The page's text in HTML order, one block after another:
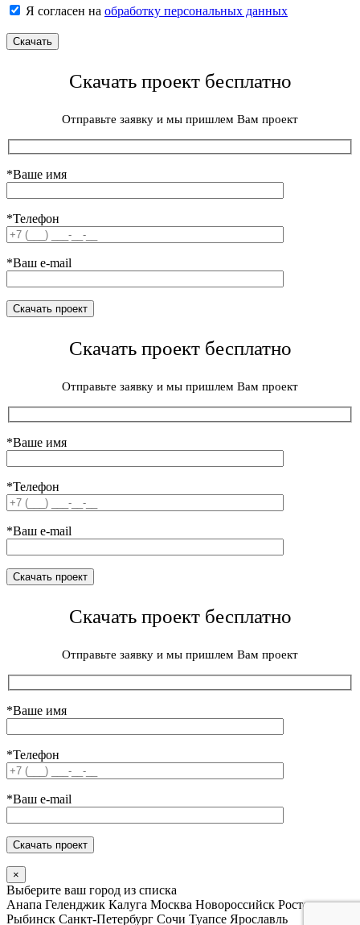
Я согласен на обработку персональных данных
Скачать проект бесплатно
Отправьте заявку и мы пришлем Вам проект
*Ваше имя
*Телефон
*Ваш e-mail
Скачать проект бесплатно
Отправьте заявку и мы пришлем Вам проект
*Ваше имя
*Телефон
*Ваш e-mail
Скачать проект бесплатно
Отправьте заявку и мы пришлем Вам проект
*Ваше имя
*Телефон
*Ваш e-mail
×
Выберите ваш город из списка
Анапа Геленджик Калуга Москва Новороссийск Ростов
Рыбинск Санкт-Петербург Сочи Туапсе Ярославль